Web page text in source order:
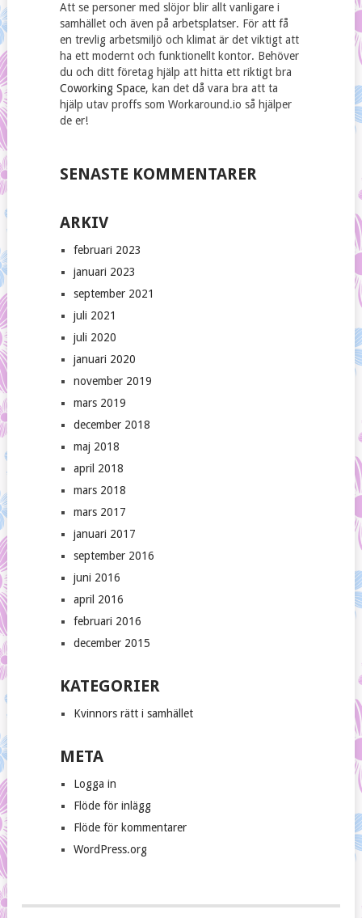
Att se personer med slöjor blir allt vanligare i
samhället och även på arbetsplatser. För att få
en trevlig arbetsmiljö och klimat är det viktigt att
ha ett modernt och funktionellt kontor. Behöver
du och ditt företag hjälp att hitta ett riktigt bra
Coworking Space, kan det då vara bra att ta
hjälp utav proffs som Workaround.io så hjälper
de er!
SENASTE KOMMENTARER
ARKIV
februari 2023
januari 2023
september 2021
juli 2021
juli 2020
januari 2020
november 2019
mars 2019
december 2018
maj 2018
april 2018
mars 2018
mars 2017
januari 2017
september 2016
juni 2016
april 2016
februari 2016
december 2015
KATEGORIER
Kvinnors rätt i samhället
META
Logga in
Flöde för inlägg
Flöde för kommentarer
WordPress.org